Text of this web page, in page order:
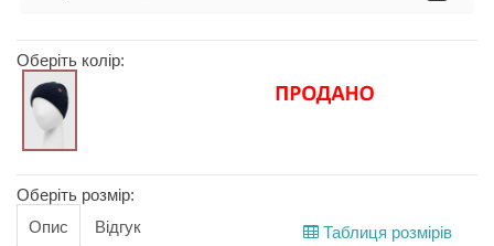
Оберіть колір:
Оберіть розмір:
Таблиця розмірів
Опис Відгук